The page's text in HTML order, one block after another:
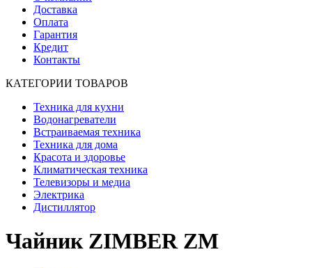
Доставка
Оплата
Гарантия
Кредит
Контакты
КАТЕГОРИИ ТОВАРОВ
Техника для кухни
Водонагреватели
Встраиваемая техника
Техника для дома
Красота и здоровье
Климатическая техника
Телевизоры и медиа
Электрика
Дистиллятор
Чайник ZIMBER ZM